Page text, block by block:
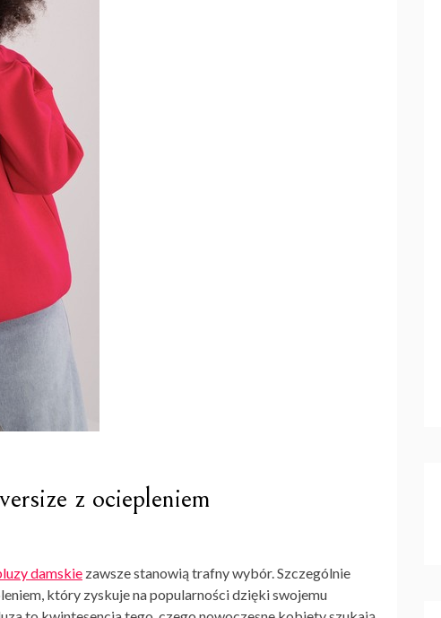
z ociepleniem
damskie zawsze stanowią trafny wybór. Szczególnie
który zyskuje na popularności dzięki swojemu